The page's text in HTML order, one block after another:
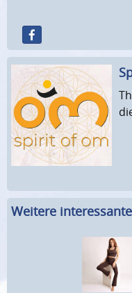
Weitere